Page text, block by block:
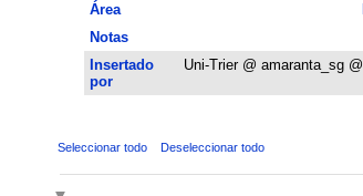
Área
Notas
Insertado
por
Uni-Trier @ amaranta_sg @
Seleccionar todo Deseleccionar todo